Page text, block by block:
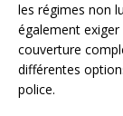
les régimes non
également
couverture
différentes
police.